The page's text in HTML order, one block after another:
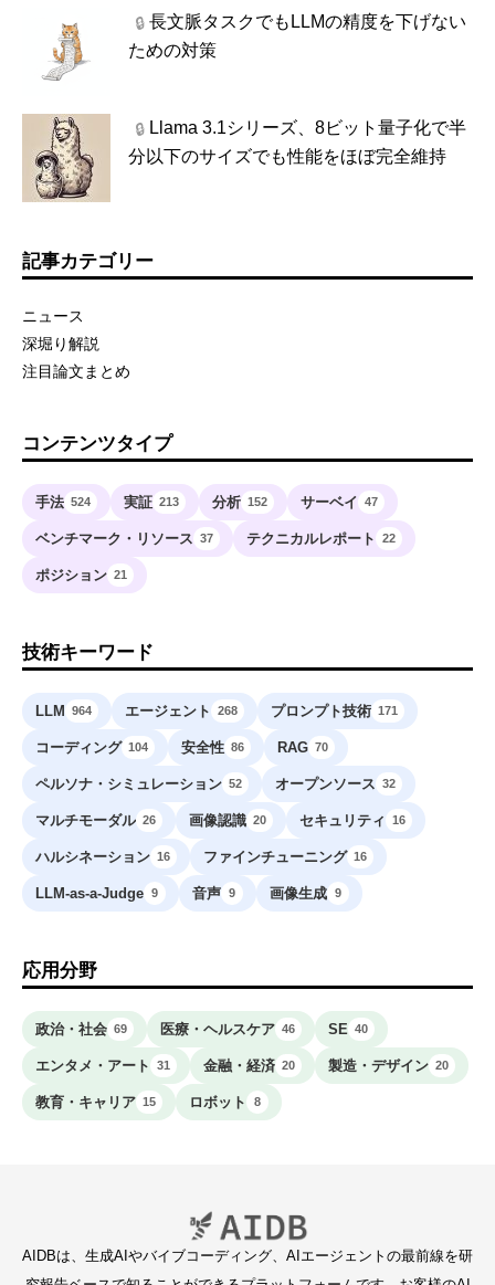
🔒長文脈タスクでもLLMの精度を下げない
ための対策
🔒Llama 3.1シリーズ、8ビット量子化で半
分以下のサイズでも性能をほぼ完全維持
記事カテゴリー
ニュース
深堀り解説
注目論文まとめ
コンテンツタイプ
手法 524 実証 213 分析 152 サーベイ 47
ベンチマーク・リソース 37 テクニカルレポート 22
ポジション 21
技術キーワード
LLM 964 エージェント 268 プロンプト技術 171
コーディング 104 安全性 86 RAG 70
ペルソナ・シミュレーション 52 オープンソース 32
マルチモーダル 26 画像認識 20 セキュリティ 16
ハルシネーション 16 ファインチューニング 16
LLM-as-a-Judge 9 音声 9 画像生成 9
応用分野
政治・社会 69 医療・ヘルスケア 46 SE 40
エンタメ・アート 31 金融・経済 20 製造・デザイン 20
教育・キャリア 15 ロボット 8
AIDBは、生成AIやバイブコーディング、AIエージェントの最前線を研